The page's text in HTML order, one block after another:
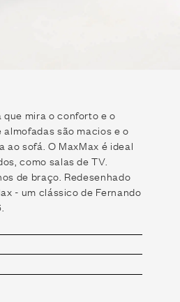
que mira o conforto e o
são macios e o
ao sofá. O MaxMax é ideal
como salas de TV.
de braço. Redesenhado
- um clássico de Fernando